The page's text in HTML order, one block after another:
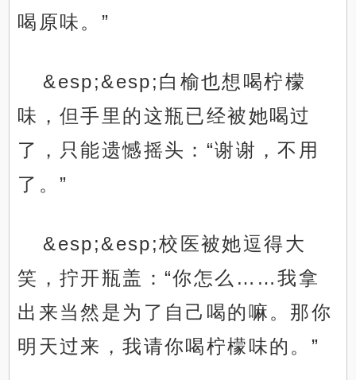
喝原味。”
&esp;&esp;白榆也想喝柠檬
味，但手里的这瓶已经被她喝过
了，只能遗憾摇头：“谢谢，不用
了。”
&esp;&esp;校医被她逗得大
笑，拧开瓶盖：“你怎么……我拿
出来当然是为了自己喝的嘛。那你
明天过来，我请你喝柠檬味的。”